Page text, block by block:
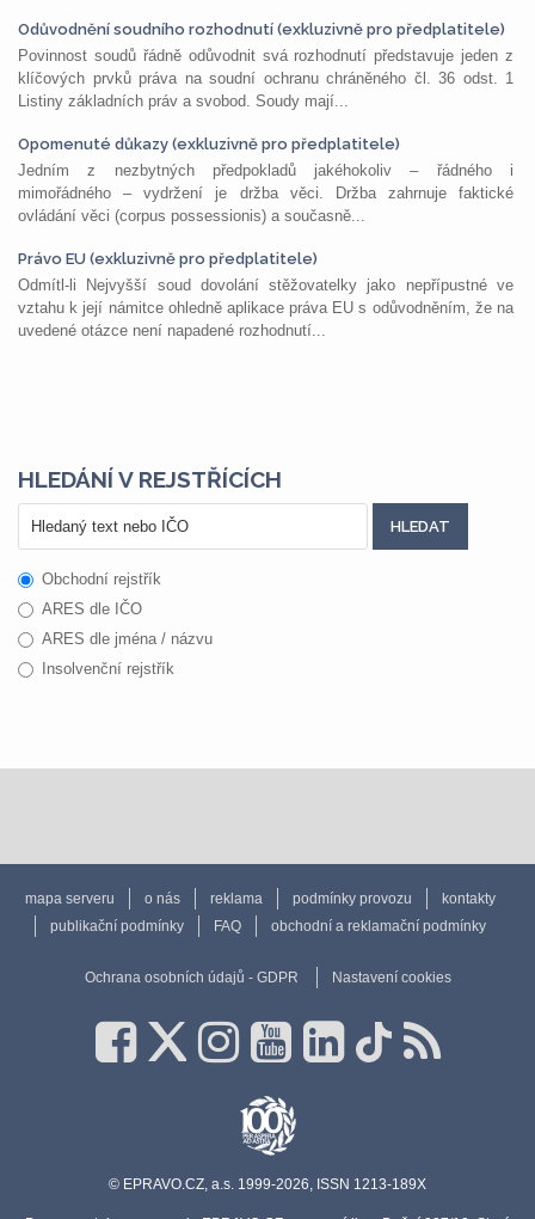
Odůvodnění soudního rozhodnutí (exkluzivně pro předplatitele)
Povinnost soudů řádně odůvodnit svá rozhodnutí představuje jeden z
klíčových prvků práva na soudní ochranu chráněného čl. 36 odst. 1
Listiny základních práv a svobod. Soudy mají...
Opomenuté důkazy (exkluzivně pro předplatitele)
Jedním z nezbytných předpokladů jakéhokoliv – řádného i
mimořádného – vydržení je držba věci. Držba zahrnuje faktické
ovládání věci (corpus possessionis) a současně...
Právo EU (exkluzivně pro předplatitele)
Odmítl-li Nejvyšší soud dovolání stěžovatelky jako nepřípustné ve
vztahu k její námitce ohledně aplikace práva EU s odůvodněním, že na
uvedené otázce není napadené rozhodnutí...
HLEDÁNÍ V REJSTŘÍCÍCH
Obchodní rejstřík
ARES dle IČO
ARES dle jména / názvu
Insolvenční rejstřík
mapa serveru o nás reklama podmínky provozu
kontakty
publikační podmínky
FAQ obchodní a reklamační podmínky
Ochrana osobních údajů - GDPR Nastavení cookies
© EPRAVO.CZ, a.s. 1999-2026, ISSN 1213-189X